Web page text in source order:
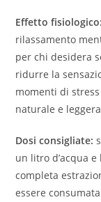
Effetto fisiologico:
rilassamento
per chi desidera
ridurre la
momenti di
naturale e
Dosi consigliate:
un litro d’acqua
completa
essere